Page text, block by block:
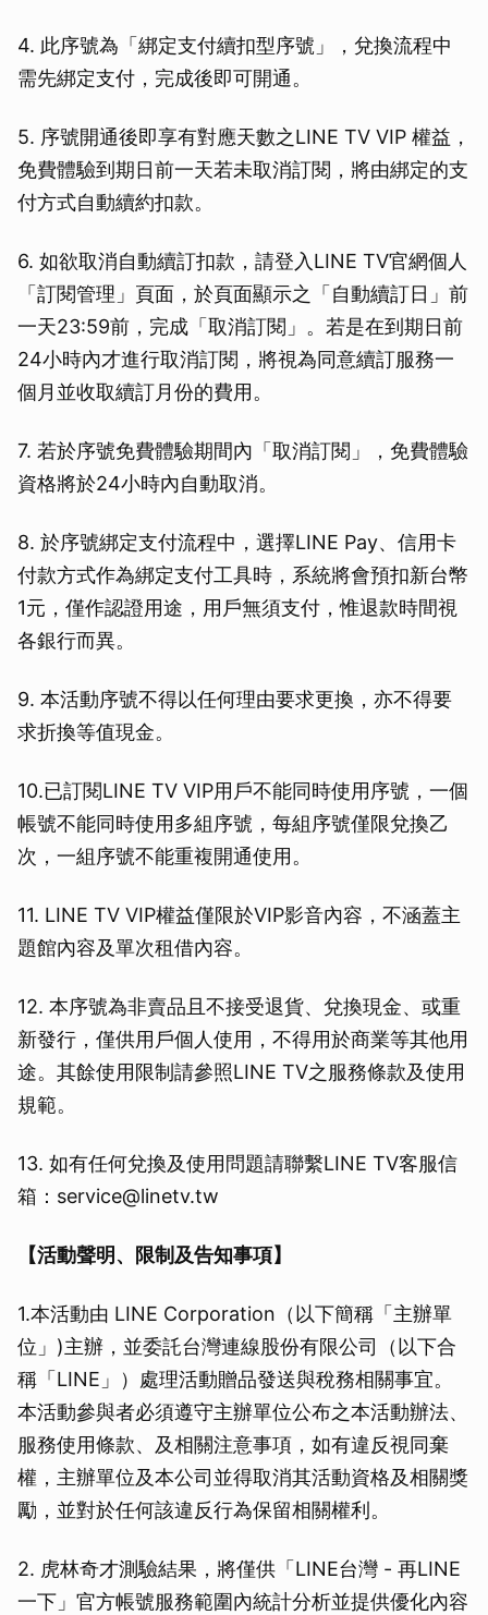
4. 此序號為「綁定支付續扣型序號」，兌換流程中
需先綁定支付，完成後即可開通。
5. 序號開通後即享有對應天數之LINE TV VIP 權益，
免費體驗到期日前一天若未取消訂閱，將由綁定的支
付方式自動續約扣款。
6. 如欲取消自動續訂扣款，請登入LINE TV官網個人
「訂閱管理」頁面，於頁面顯示之「自動續訂日」前
一天23:59前，完成「取消訂閱」。若是在到期日前
24小時內才進行取消訂閱，將視為同意續訂服務一
個月並收取續訂月份的費用。
7. 若於序號免費體驗期間內「取消訂閱」，免費體驗
資格將於24小時內自動取消。
8. 於序號綁定支付流程中，選擇LINE Pay、信用卡
付款方式作為綁定支付工具時，系統將會預扣新台幣
1元，僅作認證用途，用戶無須支付，惟退款時間視
各銀行而異。
9. 本活動序號不得以任何理由要求更換，亦不得要
求折換等值現金。
10.已訂閱LINE TV VIP用戶不能同時使用序號，一個
帳號不能同時使用多組序號，每組序號僅限兌換乙
次，一組序號不能重複開通使用。
11. LINE TV VIP權益僅限於VIP影音內容，不涵蓋主
題館內容及單次租借內容。
12. 本序號為非賣品且不接受退貨、兌換現金、或重
新發行，僅供用戶個人使用，不得用於商業等其他用
途。其餘使用限制請參照LINE TV之服務條款及使用
規範。
13. 如有任何兌換及使用問題請聯繫LINE TV客服信
箱：service@linetv.tw
【活動聲明、限制及告知事項】
1.本活動由 LINE Corporation（以下簡稱「主辦單
位」)主辦，並委託台灣連線股份有限公司（以下合
稱「LINE」）處理活動贈品發送與稅務相關事宜。
本活動參與者必須遵守主辦單位公布之本活動辦法、
服務使用條款、及相關注意事項，如有違反視同棄
權，主辦單位及本公司並得取消其活動資格及相關獎
勵，並對於任何該違反行為保留相關權利。
2. 虎林奇才測驗結果，將僅供「LINE台灣 - 再LINE
一下」官方帳號服務範圍內統計分析並提供優化內容